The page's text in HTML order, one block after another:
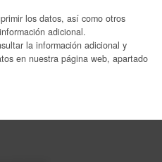
los datos, así como otros
adicional.
la información adicional y
en nuestra página web, apartado